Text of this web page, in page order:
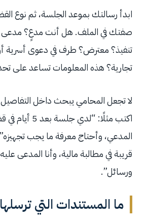
ابدأ رسالتك بموعد الجلسة، ثم نوع
صفتك في الملف. هل أنت مدعٍ؟ مدعى
تنفيذ؟ معترض؟ طرف في دعوى أسرية
تجارية؟ هذه المعلومات تساعد على
لا تجعل المحامي يبحث داخل
اكتب مثلًا: “لدي
المدعي، وأحتاج معرفة ما يجب
قريبة في مطالبة مالية، وأنا المدعى
ورسائل”.
ما المستندات التي